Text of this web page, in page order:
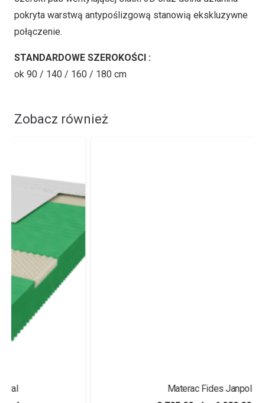
pokryta warstwą antypoślizgową stanowią ekskluzywne
połączenie.
STANDARDOWE SZEROKOŚCI :
ok 90 / 140 / 160 / 180 cm
Zobacz również
Materac Fides Janpol